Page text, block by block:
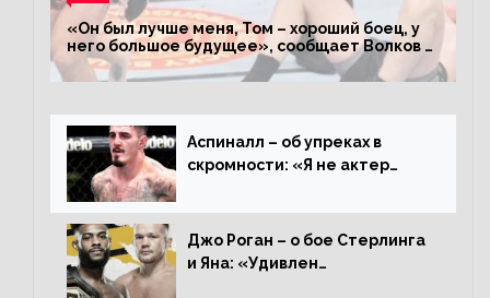
«Он был лучше меня, Том – хороший боец, у
него большое будущее», сообщает Волков –
о поражении Аспиналлу
Аспиналл – об упреках в
скромности: «Я не актер
дерьмо»
Джо Роган – о бое Стерлинга
и Яна: «Удивлен